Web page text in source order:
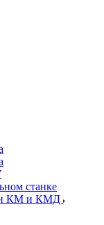
станке
КМ и КМД